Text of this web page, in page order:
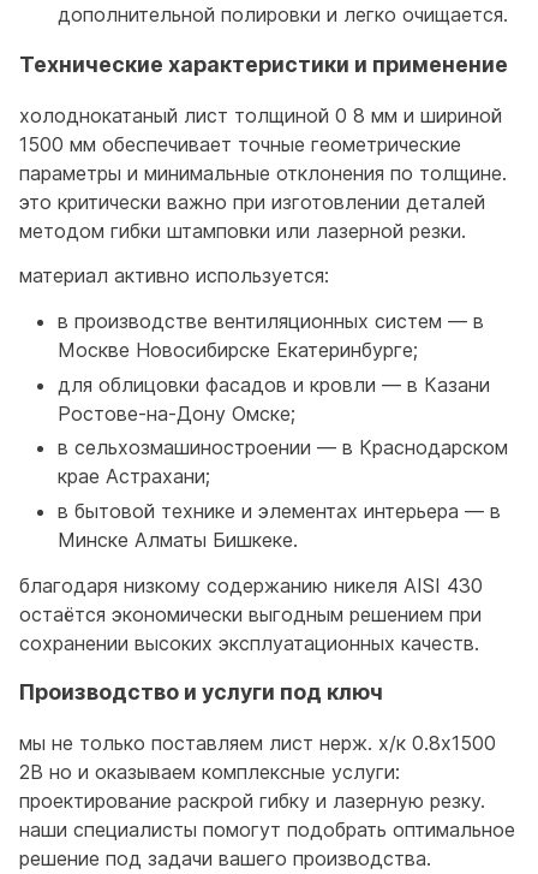
дополнительной полировки и легко очищается.
Технические характеристики и применение
холоднокатаный лист толщиной 0 8 мм и шириной
1500 мм обеспечивает точные геометрические
параметры и минимальные отклонения по толщине.
это критически важно при изготовлении деталей
методом гибки штамповки или лазерной резки.
материал активно используется:
в производстве вентиляционных систем — в
Москве Новосибирске Екатеринбурге;
для облицовки фасадов и кровли — в Казани
Ростове-на-Дону Омске;
в сельхозмашиностроении — в Краснодарском
крае Астрахани;
в бытовой технике и элементах интерьера — в
Минске Алматы Бишкеке.
благодаря низкому содержанию никеля AISI 430
остаётся экономически выгодным решением при
сохранении высоких эксплуатационных качеств.
Производство и услуги под ключ
мы не только поставляем лист нерж. х/к 0.8х1500
2B но и оказываем комплексные услуги:
проектирование раскрой гибку и лазерную резку.
наши специалисты помогут подобрать оптимальное
решение под задачи вашего производства.